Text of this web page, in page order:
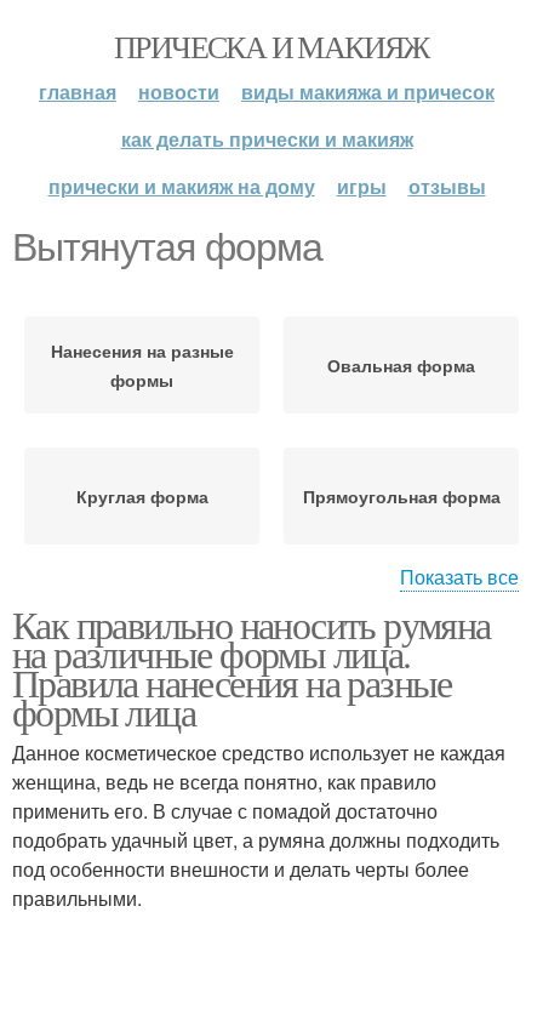
ПРИЧЕСКА И МАКИЯЖ
главная новости
виды макияжа и причесок
как делать прически и макияж
прически и макияж на дому
игры отзывы
Вытянутая форма
Нанесения на разные
формы
Овальная форма
Круглая форма Прямоугольная форма
Треугольная форма Трапециевидная форма
Показать все
Как правильно наносить румяна
на различные формы лица.
Правила нанесения на разные
формы лица
Данное косметическое средство использует не каждая
женщина, ведь не всегда понятно, как правило
применить его. В случае с помадой достаточно
подобрать удачный цвет, а румяна должны подходить
под особенности внешности и делать черты более
правильными.